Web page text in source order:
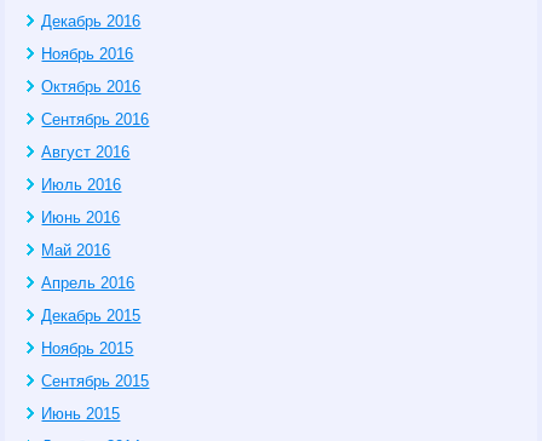
Декабрь 2016
Ноябрь 2016
Октябрь 2016
Сентябрь 2016
Август 2016
Июль 2016
Июнь 2016
Май 2016
Апрель 2016
Декабрь 2015
Ноябрь 2015
Сентябрь 2015
Июнь 2015